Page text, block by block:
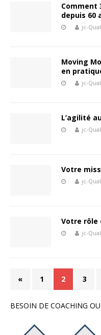
Comment
depuis 60
jc-
Moving
en
jc-
L’agilité
jc-
Votre
jc-
Votre rôle
jc-
« 1 2 3
BESOIN DE COACHING